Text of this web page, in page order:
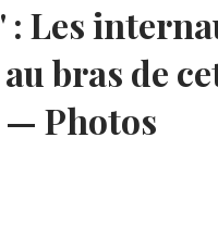
Les
bras de
— Photos